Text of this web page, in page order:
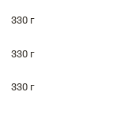
330 г
330 г
330 г